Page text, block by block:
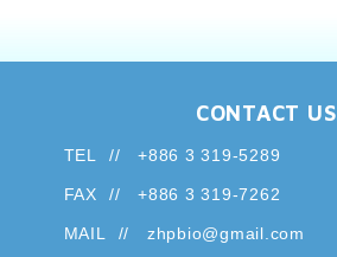
o
CONTACT US
TEL +886 3 319-5289
FAX +886 3 319-7262
MAIL zhpbio@gmail.com